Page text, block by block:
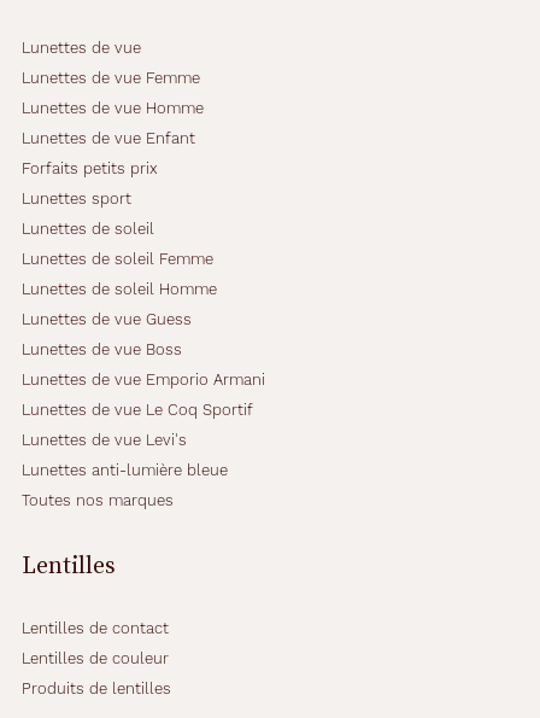
Lunettes de vue
Lunettes de vue Femme
Lunettes de vue Homme
Lunettes de vue Enfant
Forfaits petits prix
Lunettes sport
Lunettes de soleil
Lunettes de soleil Femme
Lunettes de soleil Homme
Lunettes de vue Guess
Lunettes de vue Boss
Lunettes de vue Emporio Armani
Lunettes de vue Le Coq Sportif
Lunettes de vue Levi's
Lunettes anti-lumière bleue
Toutes nos marques
Lentilles
Lentilles de contact
Lentilles de couleur
Produits de lentilles